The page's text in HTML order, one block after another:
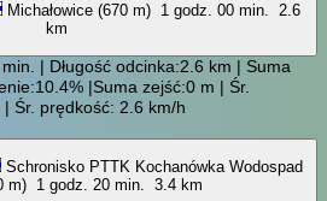
Michałowice (670 m) 1 godz. 00 min. 2.6
km
| Długość odcinka:2.6 km | Suma
|Suma zejść:0 m | Śr.
Śr. prędkość: 2.6 km/h
Schronisko PTTK Kochanówka Wodospad
m) 1 godz. 20 min. 3.4 km